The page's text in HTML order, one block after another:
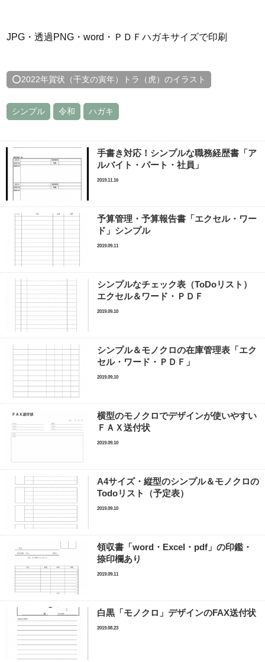
JPG・透過PNG・word・ＰＤＦハガキサイズで印刷
⭕2022年賀状（干支の寅年）トラ（虎）のイラスト
シンプル 令和 ハガキ
手書き対応！シンプルな職務経歴書「ア
ルバイト・パート・社員」
2019.11.16
予算管理・予算報告書「エクセル・ワー
ド」シンプル
2019.09.11
シンプルなチェック表（ToDoリスト）
エクセル＆ワード・ＰＤＦ
2019.09.10
シンプル＆モノクロの在庫管理表「エク
セル・ワード・ＰＤＦ」
2019.09.10
横型のモノクロでデザインが使いやすい
ＦＡＸ送付状
2019.09.10
A4サイズ・縦型のシンプル＆モノクロの
Todoリスト（予定表）
2019.09.10
領収書「word・Excel・pdf」の印鑑・
捺印欄あり
2019.09.11
白黒「モノクロ」デザインのFAX送付状
2019.08.23